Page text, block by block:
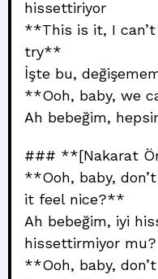
hissettiriyor
**This is it, I
try**
İşte bu,
**Ooh, baby, we
Ah bebeğim,
### **[Nakarat
**Ooh, baby,
it feel nice?**
Ah bebeğim, iyi
hissettirmiyor mu?
**Ooh, baby,